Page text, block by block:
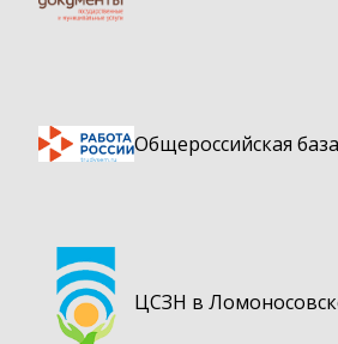
Общероссийская
ЦСЗН в